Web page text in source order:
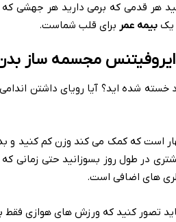
هر قدمی که برمی دارید هر جهشی
یک بیمه عمر برای قلب شماست.
ایروفیتنس مجسمه ساز
شده اید؟ آیا رویای داشتن
است که کمک می ‌کند وزن کم کنید و
در طول روز بسوزانید حتی
های اضافی است.
تصور کنید که ورزش های هوازی فقط